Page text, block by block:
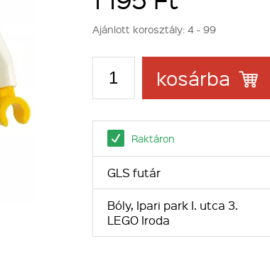
Ajánlott korosztály: 4 - 99
kosárba
Raktáron
GLS futár
Bóly, Ipari park I. utca 3.
LEGO Iroda